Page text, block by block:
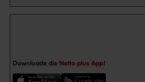
Downloade die Netto plus App!